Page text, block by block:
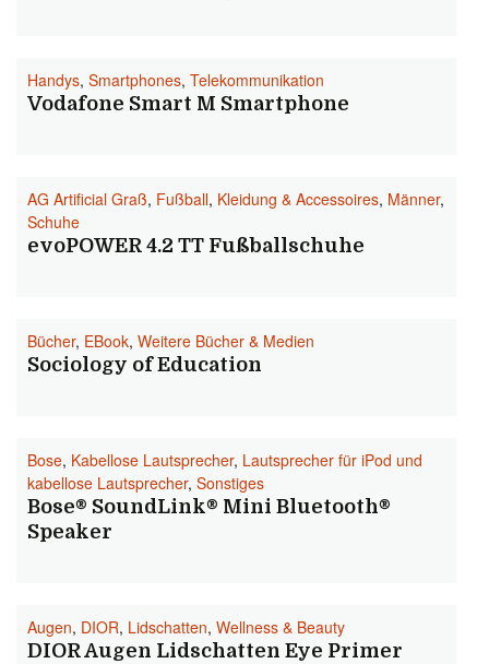
Handys, Smartphones, Telekommunikation
Vodafone Smart M Smartphone
AG Artificial Graß, Fußball, Kleidung & Accessoires, Männer,
Schuhe
evoPOWER 4.2 TT Fußballschuhe
Bücher, EBook, Weitere Bücher & Medien
Sociology of Education
Bose, Kabellose Lautsprecher, Lautsprecher für iPod und
kabellose Lautsprecher, Sonstiges
Bose® SoundLink® Mini Bluetooth®
Speaker
Augen, DIOR, Lidschatten, Wellness & Beauty
DIOR Augen Lidschatten Eye Primer